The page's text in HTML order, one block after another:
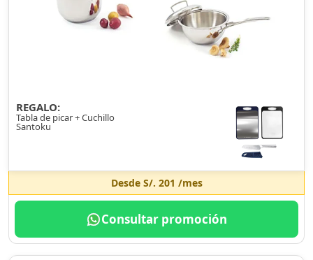
REGALO:
Tabla de picar + Cuchillo
Santoku
Desde S/. 201 /mes
Consultar promoción